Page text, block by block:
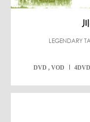
LEGENDARY
DVD , VOD